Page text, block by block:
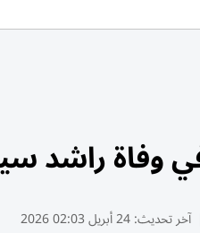
وفاة راشد
آخر تحديث:24 أبريل 02:03 2026